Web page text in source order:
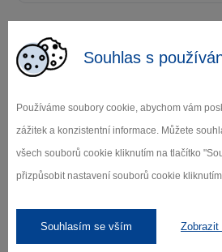
Souhlas s
Používáme soubory cookie, abychom vám
zážitek a konzistentní informace. Můžete
všech souborů cookie kliknutím na tlačítko
přizpůsobit nastavení souborů cookie
Souhlasím se vším
Zamilujte si
Přihlaste se k odběru
o